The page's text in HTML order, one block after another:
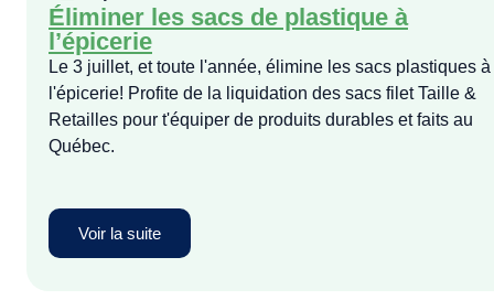
Éliminer les sacs de plastique à
l’épicerie
Le 3 juillet, et toute l'année, élimine les sacs plastiques à
l'épicerie! Profite de la liquidation des sacs filet Taille &
Retailles pour t'équiper de produits durables et faits au
Québec.
Voir la suite